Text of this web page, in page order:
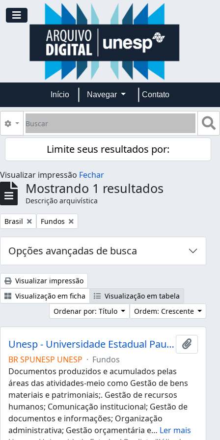
Skip to main content
Toggle navigation
Início Navegar Contato
Buscar
Opções de busca
Limite seus resultados por:
Visualizar impressão Fechar
Mostrando 1 resultados
Descrição arquivística
Remover filtro:
Brasil Remover filtro:
Fundos
Opções avançadas de busca
Visualizar impressão
Visualização em ficha
Visualização em tabela
Ordenar por: Título
Ordem: Crescente
Unesp - Universidade Estadual Paulista "Júlio de Mesquita Filho"
BR SPUNESP UNESP · Fundos
Documentos produzidos e acumulados pelas
áreas das atividades-meio como Gestão de bens
materiais e patrimoniais;. Gestão de recursos
humanos; Comunicação institucional; Gestão de
documentos e informações; Organização
administrativa; Gestão orçamentária e… Ler mais